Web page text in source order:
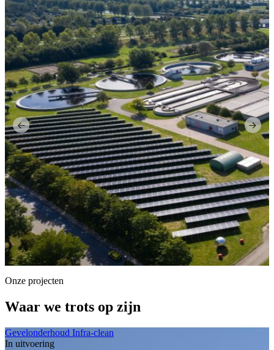
Onze projecten
Waar we trots op zijn
Gevelonderhoud Infra-clean
In uitvoering